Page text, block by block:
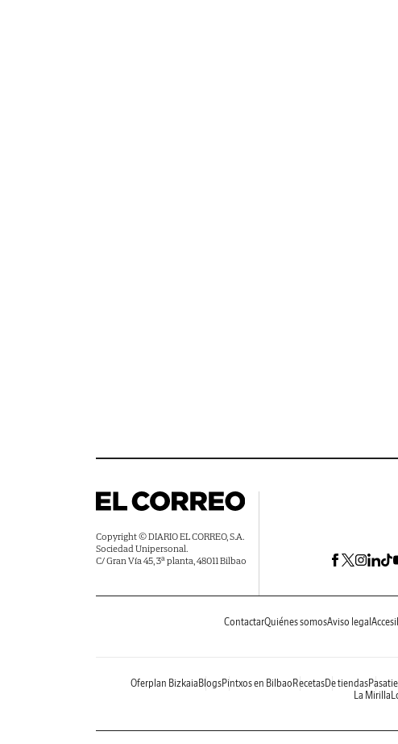
Copyright © DIARIO EL CORREO, S.A.
Sociedad Unipersonal.
C/ Gran Vía 45, 3ª planta, 48011 Bilbao
ContactarQuiénes somosAviso legal
Oferplan Bizkaia BlogsPintxos en Bilbao RecetasDe tiendas
La Mirilla